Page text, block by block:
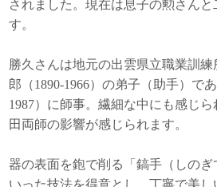
されました。現在は息子の勲さんと
す。
勝久さんは地元の出雲県立職業訓
郎（1890-1966）の弟子（助手）で
1987）に師事。繊細な中にも感じ
田両師の影響が感じられます。
器の表面を鉋で削る「鎬手（しのぎ
いった技法を得意とし、丁寧で美し